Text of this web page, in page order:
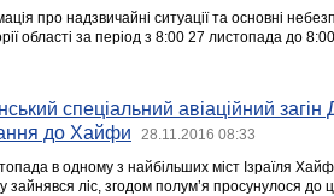
про надзвичайні ситуації та основні
області за період з 8:00 27 листопада до
спеціальний авіаційний
до Хайфи
28.11.2016 08:33
в одному з найбільших міст Ізраїля
зайнявся ліс, згодом полум’я просунулося до